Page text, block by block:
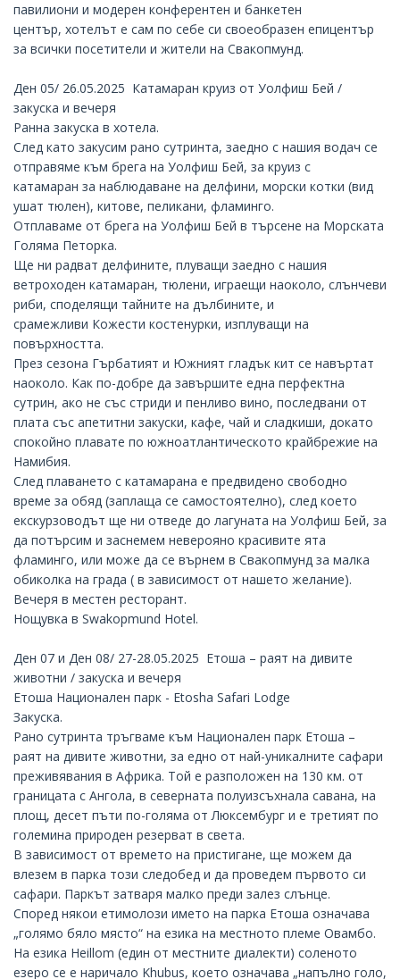
павилиони и модерен конферентен и банкетен
център, хотелът е сам по себе си своеобразен епицентър
за всички посетители и жители на Свакопмунд.
Ден 05/ 26.05.2025 Катамаран круиз от Уолфиш Бей /
закуска и вечеря
Ранна закуска в хотела.
След като закусим рано сутринта, заедно с нашия водач се
отправяме към брега на Уолфиш Бей, за круиз с
катамаран за наблюдаване на делфини, морски котки (вид
ушат тюлен), китове, пеликани, фламинго.
Отплаваме от брега на Уолфиш Бей в търсене на Морската
Голяма Петорка.
Ще ни радват делфините, плуващи заедно с нашия
ветроходен катамаран, тюлени, играещи наоколо, слънчеви
риби, споделящи тайните на дълбините, и
срамежливи Кожести костенурки, изплуващи на
повърхността.
През сезона Гърбатият и Южният гладък кит се навъртат
наоколо. Как по-добре да завършите една перфектна
сутрин, ако не със стриди и пенливо вино, последвани от
плата със апетитни закуски, кафе, чай и сладкиши, докато
спокойно плавате по южноатлантическото крайбрежие на
Намибия.
След плаването с катамарана е предвидено свободно
време за обяд (заплаща се самостоятелно), след което
екскурзоводът ще ни отведе до лагуната на Уолфиш Бей, за
да потърсим и заснемем неверояно красивите ята
фламинго, или може да се върнем в Свакопмунд за малка
обиколка на града ( в зависимост от нашето желание).
Вечеря в местен ресторант.
Нощувка в Swakopmund Hotel.
Ден 07 и Ден 08/ 27-28.05.2025 Етоша – раят на дивите
животни / закуска и вечеря
Етоша Национален парк - Etosha Safari Lodge
Закуска.
Рано сутринта тръгваме към Национален парк Етоша –
раят на дивите животни, за едно от най-уникалните сафари
преживявания в Африка. Той е разположен на 130 км. от
границата с Ангола, в северната полуизсъхнала савана, на
площ, десет пъти по-голяма от Люксембург и е третият по
големина природен резерват в света.
В зависимост от времето на пристигане, ще можем да
влезем в парка този следобед и да проведем първото си
сафари. Паркът затваря малко преди залез слънце.
Според някои етимолози името на парка Етоша означава
„голямо бяло място“ на езика на местното племе Овамбо.
На езика Heillom (един от местните диалекти) соленото
езеро се е наричало Khubus, което означава „напълно голо,